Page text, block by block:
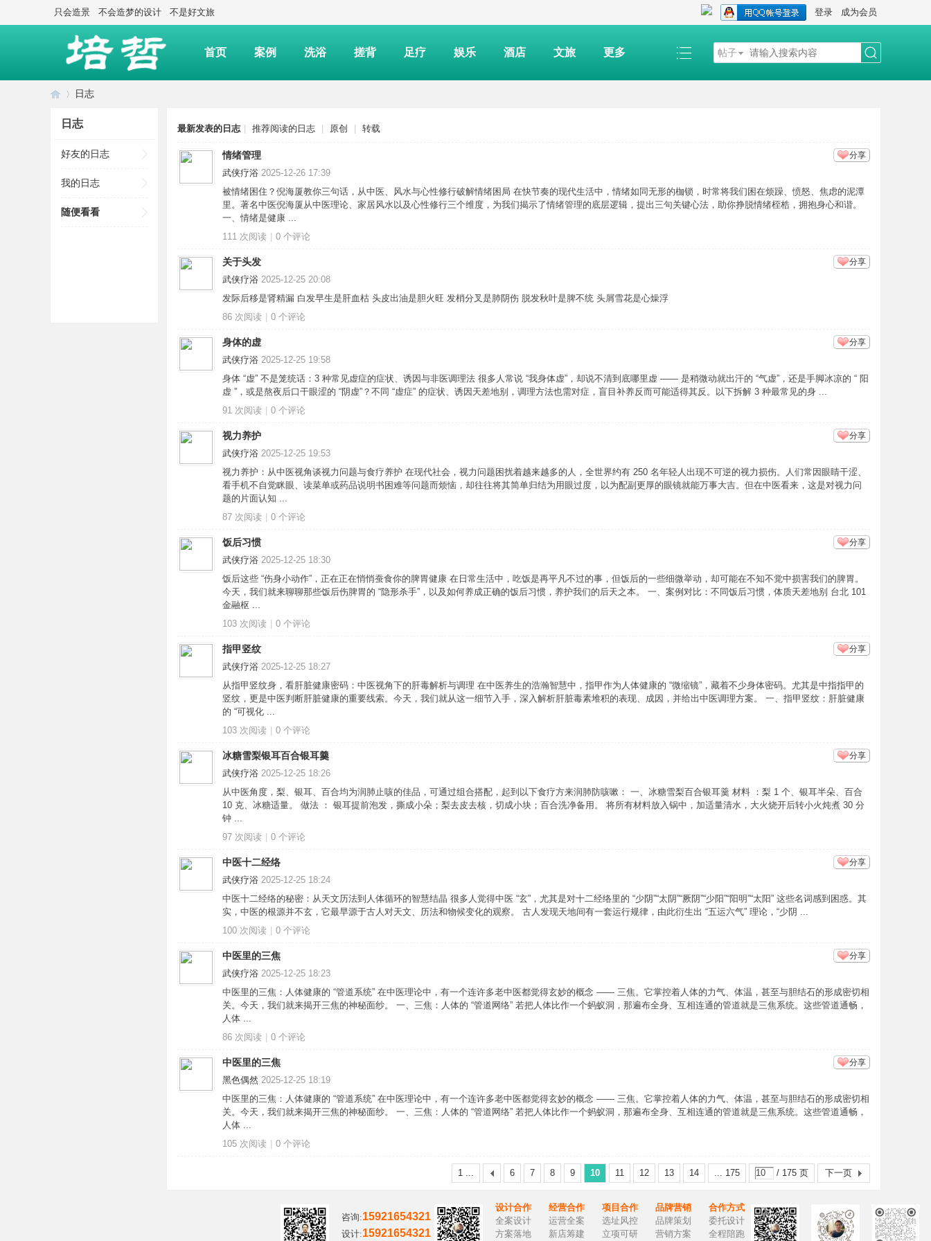
只会造景 不会造梦的设计 不是好文旅 登录 成为会员
首页 案例 洗浴 搓背 足疗 娱乐 酒店 文旅 更多 帖子
›
日志
日志
好友的日志
我的日志
随便看看
最新发表的日志 推荐阅读的日志 原创 转载
分享
情绪管理
武侠疗浴 2025-12-26 17:39
被情绪困住？倪海厦教你三句话，从中医、风水与心性修行破解情绪困局 在快节奏的现代生活中，情绪如同无形的枷锁，时常将我们困在烦躁、愤怒、焦虑的泥潭
里。著名中医倪海厦从中医理论、家居风水以及心性修行三个维度，为我们揭示了情绪管理的底层逻辑，提出三句关键心法，助你挣脱情绪桎梏，拥抱身心和谐。
一、情绪是健康 ...
111 次阅读
0 个评论
分享
关于头发
武侠疗浴 2025-12-25 20:08
发际后移是肾精漏 白发早生是肝血枯 头皮出油是胆火旺 发梢分叉是肺阴伤 脱发秋叶是脾不统 头屑雪花是心燥浮
86 次阅读
0 个评论
分享
身体的虚
武侠疗浴 2025-12-25 19:58
身体 “虚” 不是笼统话：3 种常见虚症的症状、诱因与非医调理法 很多人常说 “我身体虚”，却说不清到底哪里虚 —— 是稍微动就出汗的 “气虚”，还是手脚冰凉的 “ 阳
虚 ”，或是熬夜后口干眼涩的 “阴虚”？不同 “虚症” 的症状、诱因天差地别，调理方法也需对症，盲目补养反而可能适得其反。以下拆解 3 种最常见的身 ...
91 次阅读
0 个评论
分享
视力养护
武侠疗浴 2025-12-25 19:53
视力养护：从中医视角谈视力问题与食疗养护 在现代社会，视力问题困扰着越来越多的人，全世界约有 250 名年轻人出现不可逆的视力损伤。人们常因眼睛干涩、
看手机不自觉眯眼、读菜单或药品说明书困难等问题而烦恼，却往往将其简单归结为用眼过度，以为配副更厚的眼镜就能万事大吉。但在中医看来，这是对视力问
题的片面认知 ...
87 次阅读
0 个评论
分享
饭后习惯
武侠疗浴 2025-12-25 18:30
饭后这些 “伤身小动作”，正在正在悄悄蚕食你的脾胃健康 在日常生活中，吃饭是再平凡不过的事，但饭后的一些细微举动，却可能在不知不觉中损害我们的脾胃。
今天，我们就来聊聊那些饭后伤脾胃的 “隐形杀手”，以及如何养成正确的饭后习惯，养护我们的后天之本。 一、案例对比：不同饭后习惯，体质天差地别 台北 101
金融枢 ...
103 次阅读
0 个评论
分享
指甲竖纹
武侠疗浴 2025-12-25 18:27
从指甲竖纹身，看肝脏健康密码：中医视角下的肝毒解析与调理 在中医养生的浩瀚智慧中，指甲作为人体健康的 “微缩镜”，藏着不少身体密码。尤其是中指指甲的
竖纹，更是中医判断肝脏健康的重要线索。今天，我们就从这一细节入手，深入解析肝脏毒素堆积的表现、成因，并给出中医调理方案。 一、指甲竖纹：肝脏健康
的 “可视化 ...
103 次阅读
0 个评论
分享
冰糖雪梨银耳百合银耳羹
武侠疗浴 2025-12-25 18:26
从中医角度，梨、银耳、百合均为润肺止咳的佳品，可通过组合搭配，起到以下食疗方来润肺防咳嗽： 一、冰糖雪梨百合银耳羹 材料 ：梨 1 个、银耳半朵、百合
10 克、冰糖适量。 做法 ： 银耳提前泡发，撕成小朵；梨去皮去核，切成小块；百合洗净备用。 将所有材料放入锅中，加适量清水，大火烧开后转小火炖煮 30 分
钟 ...
97 次阅读
0 个评论
分享
中医十二经络
武侠疗浴 2025-12-25 18:24
中医十二经络的秘密：从天文历法到人体循环的智慧结晶 很多人觉得中医 “玄”，尤其是对十二经络里的 “少阴”“太阴”“厥阴”“少阳”“阳明”“太阳” 这些名词感到困惑。其
实，中医的根源并不玄，它最早源于古人对天文、历法和物候变化的观察。 古人发现天地间有一套运行规律，由此衍生出 “五运六气” 理论，“少阴 ...
100 次阅读
0 个评论
分享
中医里的三焦
武侠疗浴 2025-12-25 18:23
中医里的三焦：人体健康的 “管道系统” 在中医理论中，有一个连许多老中医都觉得玄妙的概念 —— 三焦。它掌控着人体的力气、体温，甚至与胆结石的形成密切相
关。今天，我们就来揭开三焦的神秘面纱。 一、三焦：人体的 “管道网络” 若把人体比作一个蚂蚁洞，那遍布全身、互相连通的管道就是三焦系统。这些管道通畅，
人体 ...
86 次阅读
0 个评论
分享
中医里的三焦
黑色偶然 2025-12-25 18:19
中医里的三焦：人体健康的 “管道系统” 在中医理论中，有一个连许多老中医都觉得玄妙的概念 —— 三焦。它掌控着人体的力气、体温，甚至与胆结石的形成密切相
关。今天，我们就来揭开三焦的神秘面纱。 一、三焦：人体的 “管道网络” 若把人体比作一个蚂蚁洞，那遍布全身、互相连通的管道就是三焦系统。这些管道通畅，
人体 ...
105 次阅读
0 个评论
1 ... 6 7 8 9 10 11 12 13 14 ... 175 / 175 页 下一页
咨询:15921654321
设计:15921654321
设计合作
全案设计
方案落地
经营合作
运营全案
新店筹建
项目合作
选址风控
立项可研
品牌营销
品牌策划
营销方案
合作方式
委托设计
全程陪跑